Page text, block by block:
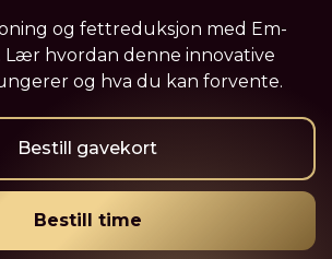
og fettreduksjon med Em-
Lær hvordan denne innovative
og hva du kan forvente.
Bestill gavekort
Bestill time